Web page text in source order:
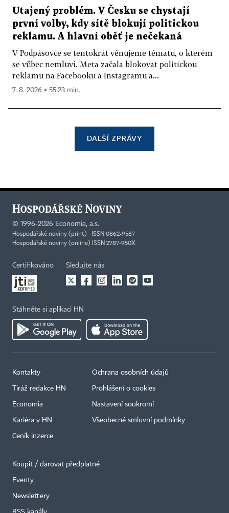
Utajený problém. V Česku se chystají
první volby, kdy sítě blokují politickou
reklamu. A hlavní oběť je nečekaná
V Podpásovce se tentokrát věnujeme tématu, o kterém
se vůbec nemluví. Meta začala blokovat politickou
reklamu na Facebooku a Instagramu a...
7. 8. 2026 ▪ 55:23 min.
DALŠÍ ZPRÁVY
© 1996-2026 Economia, a.s.
Hospodářské noviny (print) ISSN 0862-9587
Hospodářské noviny (online) ISSN 2787-950X
Certifikováno Sledujte nás
Stáhněte si aplikaci HN
Kontakty
Tiráž redakce HN
Economia
Kariéra v HN
Ceník inzerce
Ochrana osobních údajů
Prohlášení o cookies
Nastavení soukromí
Všeobecné smluvní podmínky
Koupit / darovat předplatné
Eventy
Newslettery